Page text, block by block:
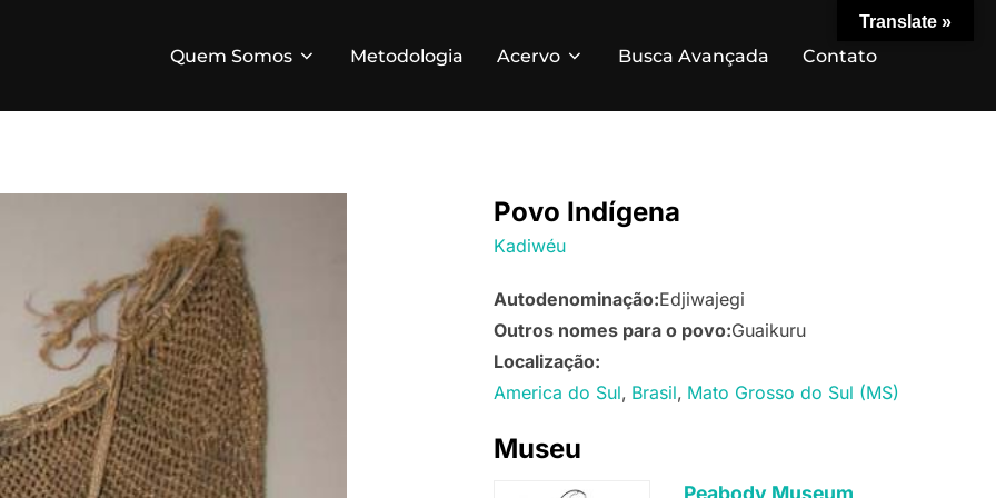
Quem Somos Metodologia Acervo Busca Avançada Contato
Povo Indígena
Kadiwéu
Autodenominação:Edjiwajegi
Outros nomes para o povo:Guaikuru
Localização:
America do Sul Brasil Mato Grosso do Sul (MS)
Museu
Peabody Museum
Translate »